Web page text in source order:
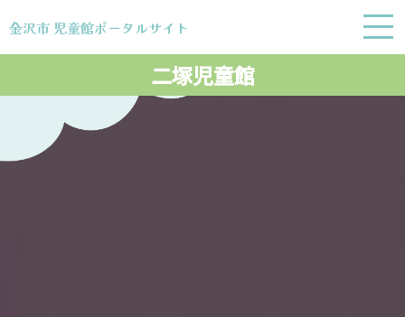
金沢市 児童館ポータルサイト
金沢市 児童館ポータルサイト
二塚児童館